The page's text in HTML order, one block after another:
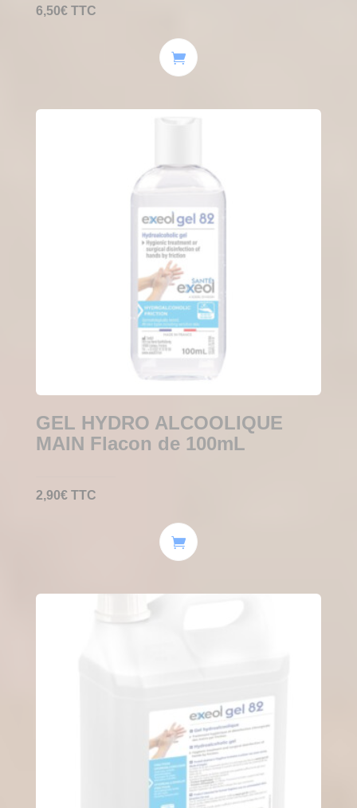
6,50€ TTC
GEL HYDRO ALCOOLIQUE
MAIN Flacon de 100mL
2,90€ TTC